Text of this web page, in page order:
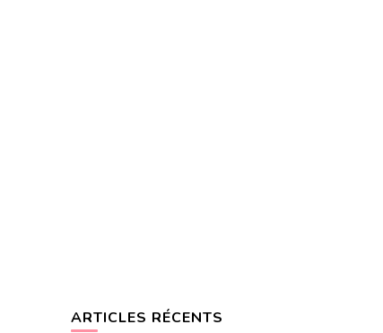
ARTICLES RÉCENTS